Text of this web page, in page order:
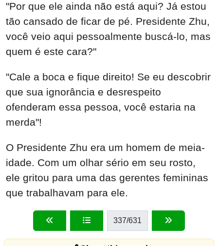
"Por que ele ainda não está aqui? Já estou
tão cansado de ficar de pé. Presidente Zhu,
você veio aqui pessoalmente buscá-lo, mas
quem é este cara?"
"Cale a boca e fique direito! Se eu descobrir
que sua ignorância e desrespeito
ofenderam essa pessoa, você estaria na
merda"!
O Presidente Zhu era um homem de meia-
idade. Com um olhar sério em seu rosto,
ele gritou para uma das gerentes femininas
que trabalhavam para ele.
337/631